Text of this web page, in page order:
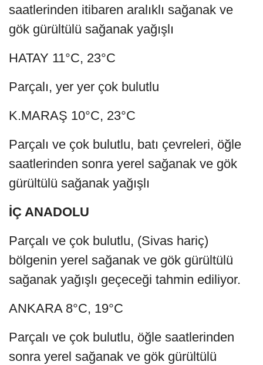
saatlerinden itibaren aralıklı sağanak ve
gök gürültülü sağanak yağışlı
HATAY 11°C, 23°C
Parçalı, yer yer çok bulutlu
K.MARAŞ 10°C, 23°C
Parçalı ve çok bulutlu, batı çevreleri, öğle
saatlerinden sonra yerel sağanak ve gök
gürültülü sağanak yağışlı
İÇ ANADOLU
Parçalı ve çok bulutlu, (Sivas hariç)
bölgenin yerel sağanak ve gök gürültülü
sağanak yağışlı geçeceği tahmin ediliyor.
ANKARA 8°C, 19°C
Parçalı ve çok bulutlu, öğle saatlerinden
sonra yerel sağanak ve gök gürültülü